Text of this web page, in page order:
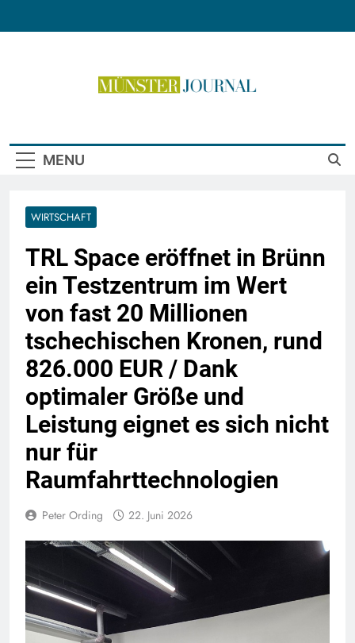
MENU
WIRTSCHAFT
TRL Space eröffnet in Brünn
ein Testzentrum im Wert
von fast 20 Millionen
tschechischen Kronen, rund
826.000 EUR / Dank
optimaler Größe und
Leistung eignet es sich nicht
nur für
Raumfahrttechnologien
Peter Ording 22. Juni 2026